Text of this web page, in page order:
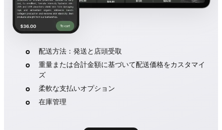
配送方法：発送と店頭受取
重量または合計金額に基づいて配送価格をカスタマイ
ズ
柔軟な支払いオプション
在庫管理